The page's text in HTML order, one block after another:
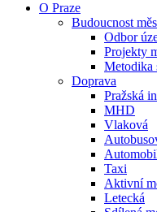
O Praze
Budoucnost
Odbor
Projekty
Metodika
Doprava
Pražská
MHD
Vlaková
Taxi
Aktivní
Letecká